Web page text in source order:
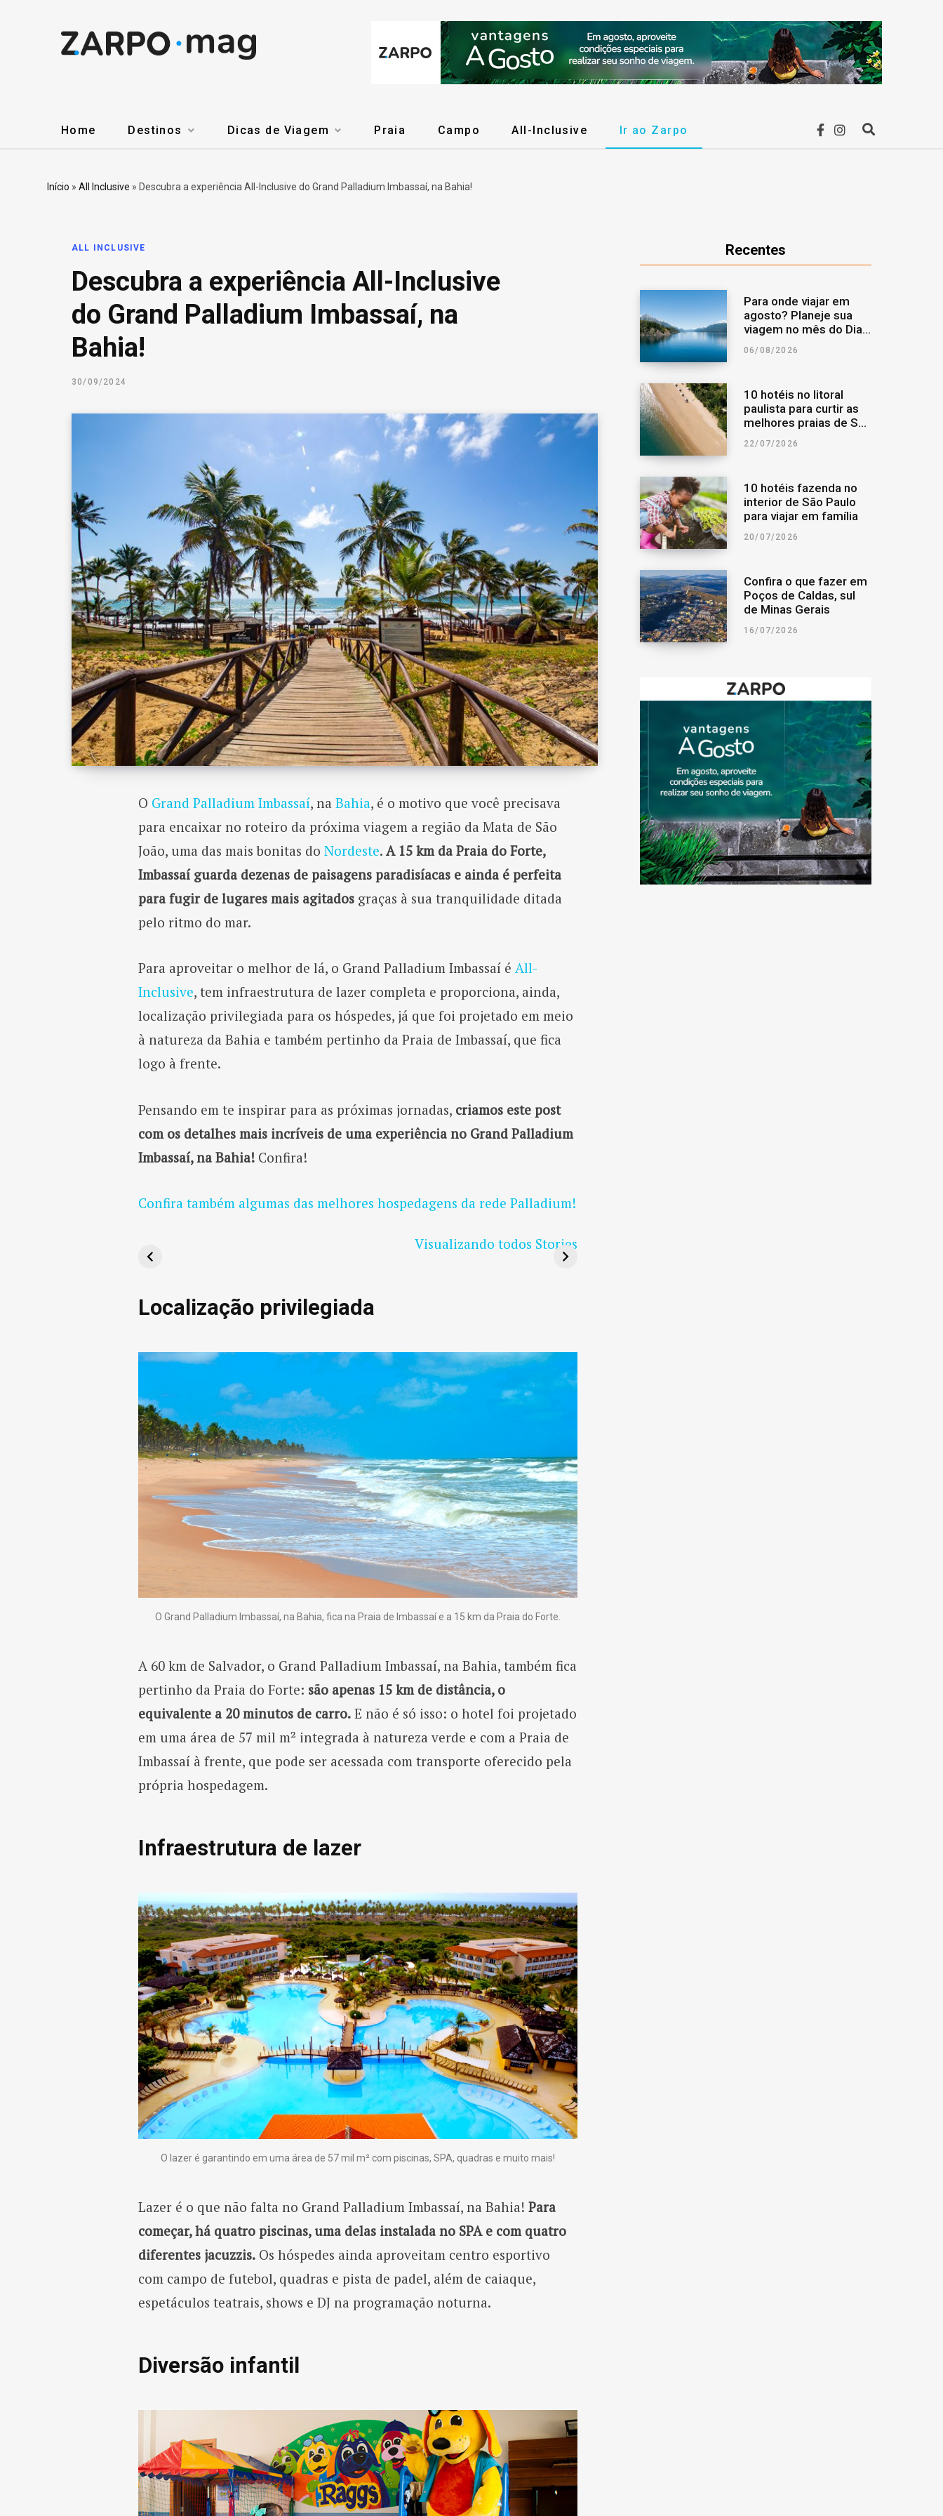
F
b
o
o
I
a
g
r
m
Home Destinos Dicas de Viagem Praia Campo All-Inclusive Ir ao Zarpo
Início »All Inclusive » Descubra a experiência All-Inclusive do Grand Palladium Imbassaí, na Bahia!
ALL INCLUSIVE
Descubra a experiência All-Inclusive
do Grand Palladium Imbassaí, na
Bahia!
30/09/2024
O Grand Palladium Imbassaí, na Bahia, é o motivo que você precisava
para encaixar no roteiro da próxima viagem a região da Mata de São
João, uma das mais bonitas do Nordeste. A 15 km da Praia do Forte,
Imbassaí guarda dezenas de paisagens paradisíacas e ainda é perfeita
para fugir de lugares mais agitadosgraças à sua tranquilidade ditada
pelo ritmo do mar.
Para aproveitar o melhor de lá, o Grand Palladium Imbassaí é All-
Inclusive, tem infraestrutura de lazer completa e proporciona, ainda,
localização privilegiada para os hóspedes, já que foi projetado em meio
à natureza da Bahia e também pertinho da Praia de Imbassaí, que fica
logo à frente.
Pensando em te inspirar para as próximas jornadas, criamos este post
com os detalhes mais incríveis de uma experiência no Grand Palladium
Imbassaí, na Bahia!Confira!
Confira também algumas das melhores hospedagens da rede Palladium!
melhores descontos
Zarpo
Quente
Sauipe
Visualizando todos Stories
Localização privilegiada
O Grand Palladium Imbassaí, na Bahia, fica na Praia de Imbassaí e a 15 km da Praia do Forte.
A 60 km de Salvador, o Grand Palladium Imbassaí, na Bahia, também fica
pertinho da Praia do Forte: são apenas 15 km de distância, o
equivalente a 20 minutos de carro.E não é só isso: o hotel foi projetado
em uma área de 57 mil m² integrada à natureza verde e com a Praia de
Imbassaí à frente, que pode ser acessada com transporte oferecido pela
própria hospedagem.
Infraestrutura de lazer
O lazer é garantindo em uma área de 57 mil m² com piscinas, SPA, quadras e muito mais!
Lazer é o que não falta no Grand Palladium Imbassaí, na Bahia! Para
começar, há quatro piscinas, uma delas instalada no SPA e com quatro
diferentes jacuzzis.Os hóspedes ainda aproveitam centro esportivo
com campo de futebol, quadras e pista de padel, além de caiaque,
espetáculos teatrais, shows e DJ na programação noturna.
Diversão infantil
Recentes
Para onde viajar em
agosto? Planeje sua
viagem no mês do Dia
dos Pais
06/08/2026
10 hotéis no litoral
paulista para curtir as
melhores praias de São
Paulo
22/07/2026
10 hotéis fazenda no
interior de São Paulo
para viajar em família
20/07/2026
Confira o que fazer em
Poços de Caldas, sul
de Minas Gerais
16/07/2026